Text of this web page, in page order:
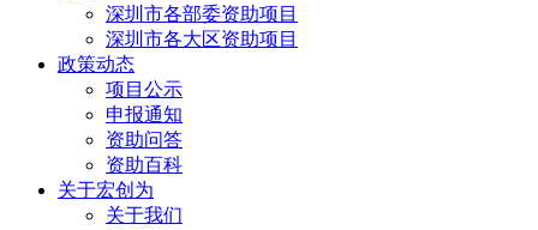
深圳市各部委资助项目
深圳市各大区资助项目
政策动态
项目公示
申报通知
资助问答
资助百科
关于宏创为
关于我们